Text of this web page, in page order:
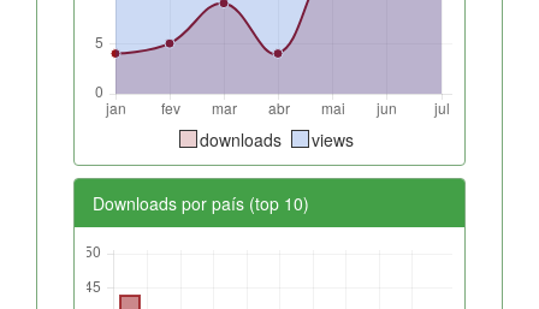
downloads views
Downloads por país (top 10)